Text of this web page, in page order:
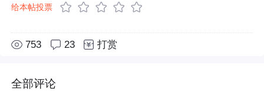
给本帖投票
753 23 打赏
全部评论